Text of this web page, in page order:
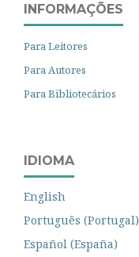
INFORMAÇÕES
Para Leitores
Para Autores
Para Bibliotecários
IDIOMA
English
Português (Portugal)
Español (España)